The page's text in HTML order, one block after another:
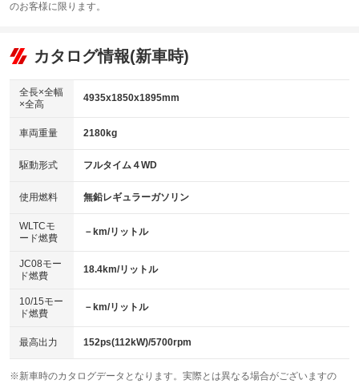
リフトアップ
：装備なし
：装備なし
パワーウィンドウ
アイドリングストップ
：装備なし
USB入力端子
：装備なし
100V電源
：装備あり
センターデフロック
：装備なし
電動格納ミラー
：装備なし
：装備あり
ビジュアル：-／DVD再生
：装備あり
：装備あり
革シート
キーレス
HID(キセノンライト)
：装備なし
バックカメラ
：装備あり
エアロ
：装備あり
：装備あり
パワーシート
ベンチシート
：装備なし
チップアップシート
：装備なし
：装備なし ：装備あり
のお客様に限ります。
カタログ情報(新車時)
全長×全幅
×全高
4935x1850x1895mm
車両重量 2180kg
駆動形式 フルタイム４WD
使用燃料 無鉛レギュラーガソリン
WLTCモ
ード燃費
－km/リットル
JC08モー
ド燃費
18.4km/リットル
10/15モー
ド燃費
－km/リットル
最高出力 152ps(112kW)/5700rpm
※新車時のカタログデータとなります。実際とは異なる場合がございますの